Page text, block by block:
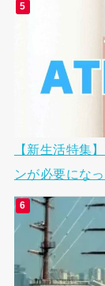
【新生活特集
ンが必要にな